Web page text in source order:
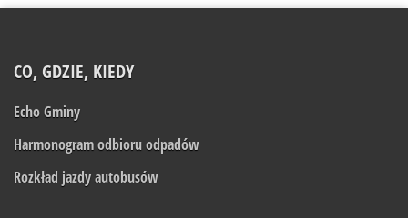
CO, GDZIE, KIEDY
Echo Gminy
Harmonogram odbioru odpadów
Rozkład jazdy autobusów